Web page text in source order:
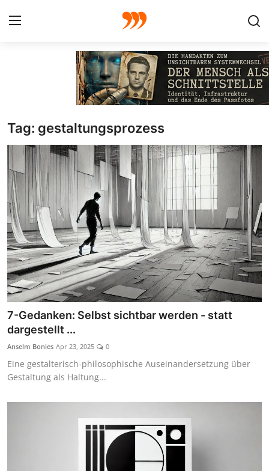
Galerie
GRAFIK
Redaktion
Beiträge
Vorproduktion
Tag: gestaltungsprozess
7-Gedanken: Selbst sichtbar werden - statt
dargestellt ...
Anselm Bonies Apr 23, 2025 0
Eine gestalterisch-philosophische Auseinandersetzung über
Gestaltung als Haltung...